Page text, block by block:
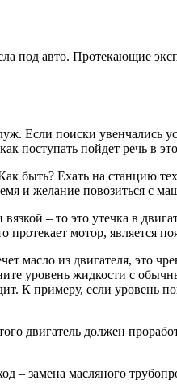
под авто. Протекающие
Если поиски увенчались
поступать пойдет речь в
быть? Ехать на станцию
и желание повозиться с
– то это утечка в
мотор, является
масло из двигателя, это
уровень жидкости с
К примеру, если уровень
двигатель должен
– замена масляного